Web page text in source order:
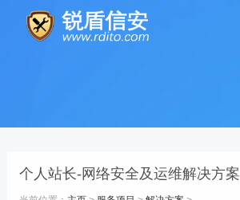
个人站长-网络安全及运维解决方案